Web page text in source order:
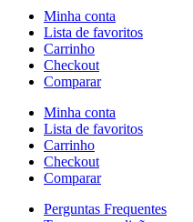
Minha conta
Lista de favoritos
Carrinho
Checkout
Comparar
Minha conta
Lista de favoritos
Carrinho
Checkout
Comparar
Perguntas Frequentes